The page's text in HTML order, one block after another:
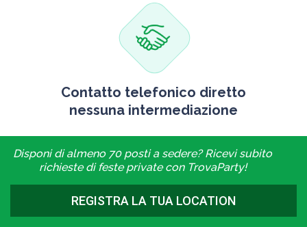
Contatto telefonico diretto
nessuna intermediazione
Disponi di almeno 70 posti a sedere? Ricevi subito
richieste di feste private con TrovaParty!
REGISTRA LA TUA LOCATION